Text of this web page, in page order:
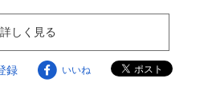
詳しく見る
録 いいね